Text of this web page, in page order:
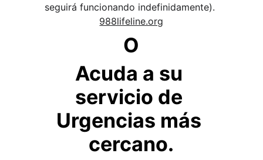
seguirá funcionando indefinidamente).
988lifeline.org
Acuda a su
servicio de
Urgencias más
cercano.
O